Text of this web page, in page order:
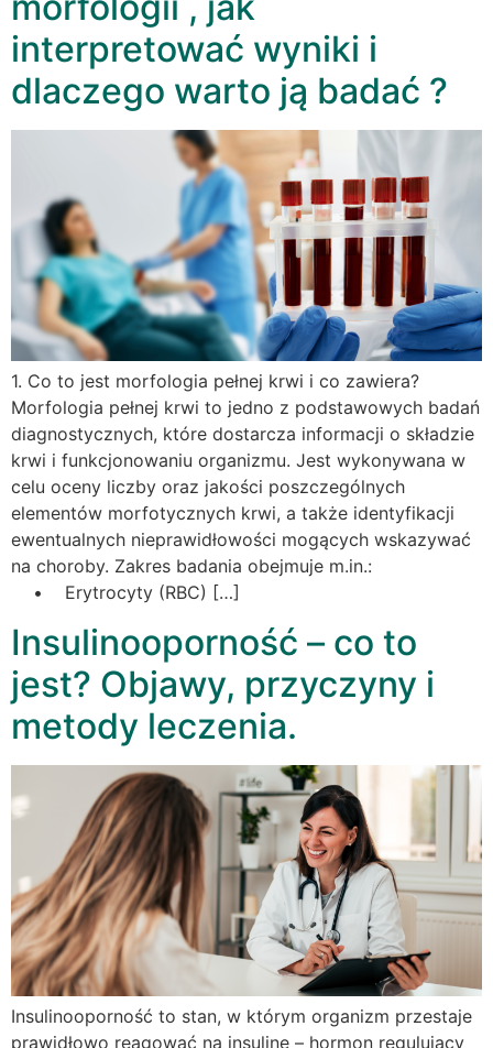
interpretować wyniki i
dlaczego warto ją badać ?
1. Co to jest morfologia pełnej krwi i co zawiera?
Morfologia pełnej krwi to jedno z podstawowych badań
diagnostycznych, które dostarcza informacji o składzie
krwi i funkcjonowaniu organizmu. Jest wykonywana w
celu oceny liczby oraz jakości poszczególnych
elementów morfotycznych krwi, a także identyfikacji
ewentualnych nieprawidłowości mogących wskazywać
na choroby. Zakres badania obejmuje m.in.:
• Erytrocyty (RBC) […]
Insulinooporność – co to
jest? Objawy, przyczyny i
metody leczenia.
Insulinooporność to stan, w którym organizm przestaje
prawidłowo reagować na insulinę – hormon regulujący